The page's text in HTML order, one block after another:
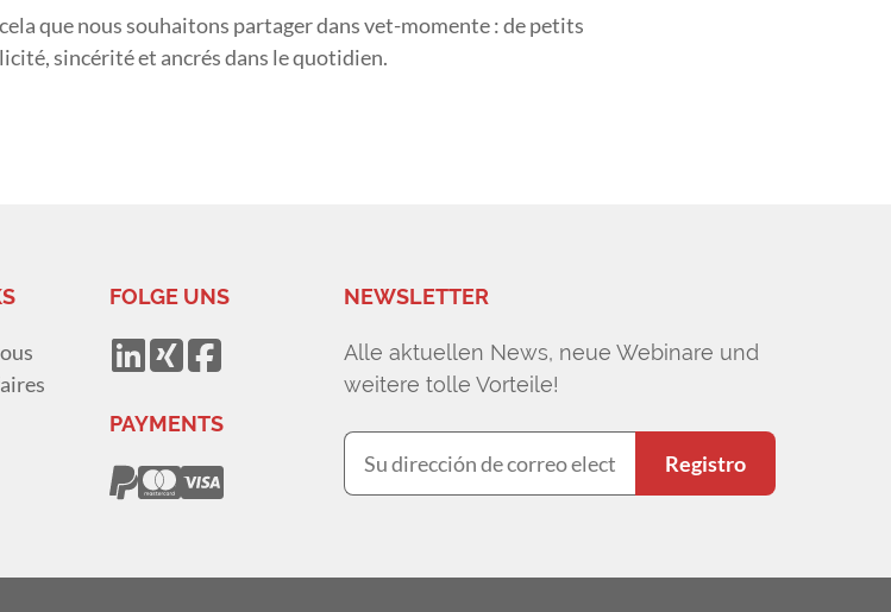
que nous souhaitons partager dans vet-momente : de petits
sincérité et ancrés dans le quotidien.
FOLGE UNS
PAYMENTS
NEWSLETTER
Alle aktuellen News, neue Webinare und
weitere tolle Vorteile!
Registro